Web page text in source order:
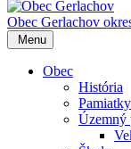
Obec Gerlachov
Menu
Obec
História
Pamiatky
Územný